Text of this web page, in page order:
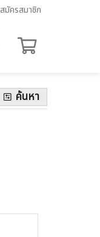
สมัครสมาชิก
ค้นหา